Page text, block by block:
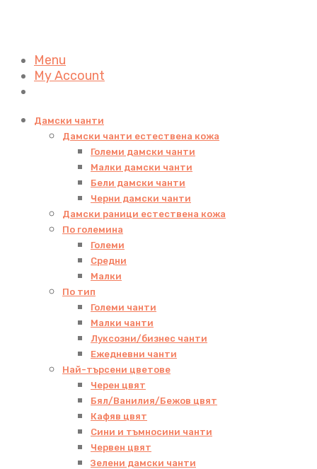
Menu
My Account
Дамски чанти
Дамски чанти естествена кожа
Големи дамски чанти
Малки дамски чанти
Бели дамски чанти
Черни дамски чанти
Дамски раници естествена кожа
По големина
Големи
Средни
Малки
По тип
Големи чанти
Малки чанти
Луксозни/бизнес чанти
Ежедневни чанти
Най-търсени цветове
Черен цвят
Бял/Ванилия/Бежов цвят
Кафяв цвят
Сини и тъмносини чанти
Червен цвят
Зелени дамски чанти